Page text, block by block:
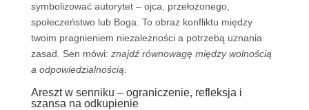
symbolizować autorytet – ojca, przełożonego,
społeczeństwo lub Boga. To obraz konfliktu między
twoim pragnieniem niezależności a potrzebą uznania
zasad. Sen mówi: znajdź równowagę między wolnością
a odpowiedzialnością
Areszt w senniku – ograniczenie, refleksja i
szansa na odkupienie